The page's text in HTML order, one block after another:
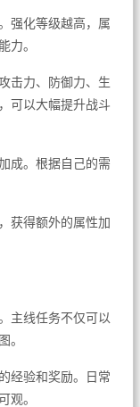
强化等级越高，属
力。
击力、防御力、生
可以大幅提升战斗
成。根据自己的需
获得额外的属性加
主线任务不仅可以
。
经验和奖励。日常
观。